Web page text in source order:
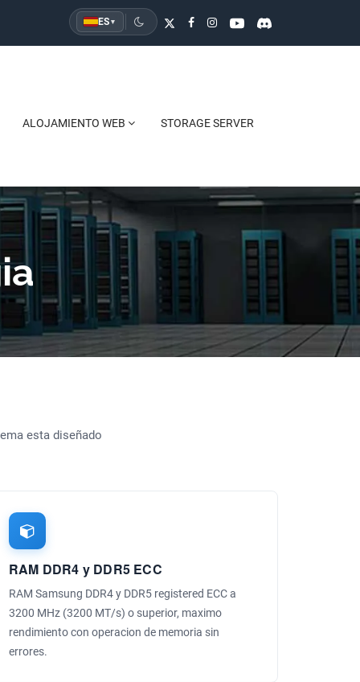
ES ▾
ALOJAMIENTO WEB STORAGE SERVER
esta diseñado
RAM DDR4 y DDR5 ECC
RAM Samsung DDR4 y DDR5 registered ECC a
3200 MHz (3200 MT/s) o superior, maximo
rendimiento con operacion de memoria sin
errores.